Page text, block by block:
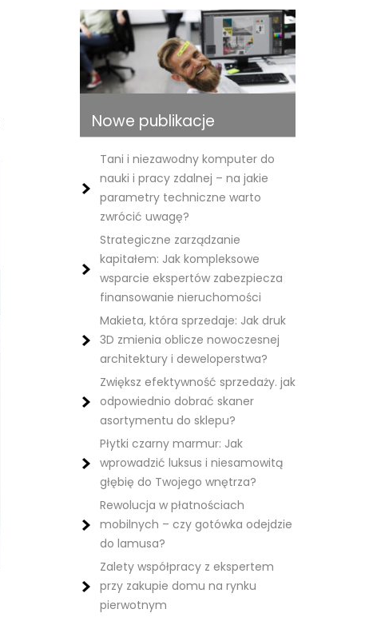
Nowe publikacje
Tani i niezawodny komputer do
nauki i pracy zdalnej – na jakie
parametry techniczne warto
zwrócić uwagę?
Strategiczne zarządzanie
kapitałem: Jak kompleksowe
wsparcie ekspertów zabezpiecza
finansowanie nieruchomości
Makieta, która sprzedaje: Jak druk
3D zmienia oblicze nowoczesnej
architektury i deweloperstwa?
Zwiększ efektywność sprzedaży. jak
odpowiednio dobrać skaner
asortymentu do sklepu?
Płytki czarny marmur: Jak
wprowadzić luksus i niesamowitą
głębię do Twojego wnętrza?
Rewolucja w płatnościach
mobilnych – czy gotówka odejdzie
do lamusa?
Zalety współpracy z ekspertem
przy zakupie domu na rynku
pierwotnym